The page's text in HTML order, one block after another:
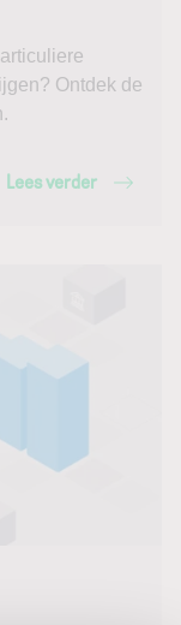
Ontdek de
Lees verder